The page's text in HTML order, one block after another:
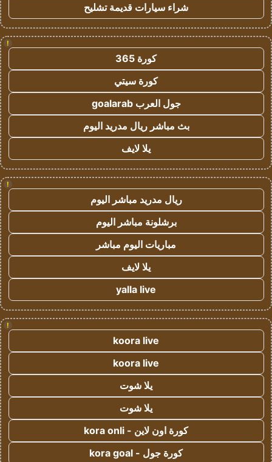
شراء سيارات قديمة تشليح
!
كورة 365
كورة سيتي
جول العرب goalarab
بث مباشر ريال مدريد اليوم
يلا لايف
!
ريال مدريد مباشر اليوم
برشلونة مباشر اليوم
مباريات اليوم مباشر
يلا لايف
yalla live
!
koora live
koora live
يلا شوت
يلا شوت
كورة اون لاين - kora onli
كورة جول - kora goal